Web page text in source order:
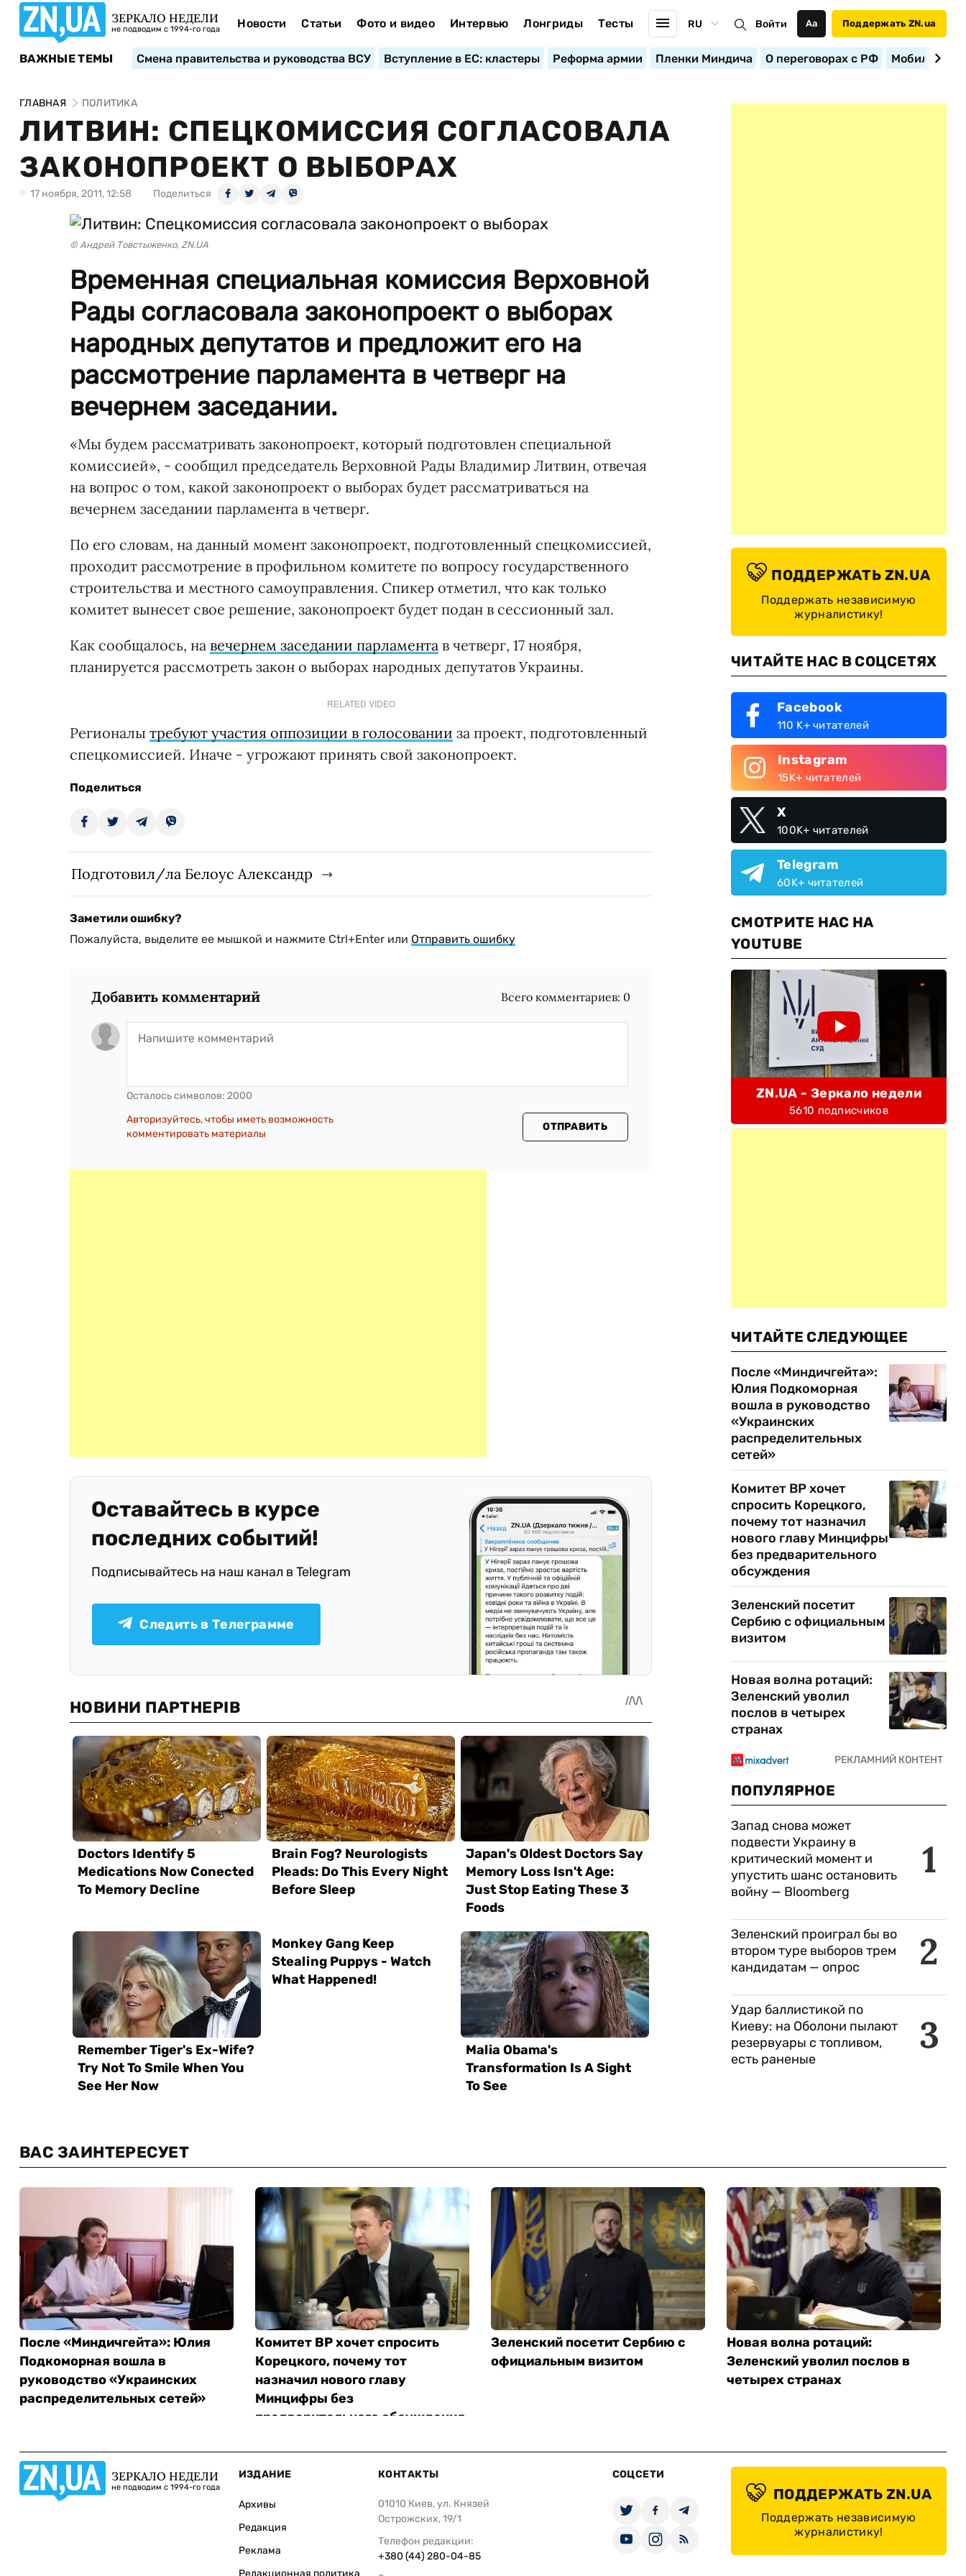
ЗЕРКАЛО НЕДЕЛИ
не подводим с 1994-го года Новости Статьи Фото и видео Интервью Лонгриды Тесты RU Войти Аа Поддержать ZN.ua
ВАЖНЫЕ ТЕМЫ Смена правительства и руководства ВСУ Вступление в ЕС: кластеры Реформа армии Пленки Миндича О переговорах с РФ
ГЛАВНАЯ ПОЛИТИКА
ЛИТВИН: СПЕЦКОМИССИЯ СОГЛАСОВАЛА
ЗАКОНОПРОЕКТ О ВЫБОРАХ
17 ноября, 2011, 12:58 Поделиться
© Андрей Товстыженко, ZN.UA
Временная специальная комиссия Верховной
Рады согласовала законопроект о выборах
народных депутатов и предложит его на
рассмотрение парламента в четверг на
вечернем заседании.
«Мы будем рассматривать законопроект, который подготовлен специальной
комиссией», - сообщил председатель Верховной Рады Владимир Литвин, отвечая
на вопрос о том, какой законопроект о выборах будет рассматриваться на
вечернем заседании парламента в четверг.
По его словам, на данный момент законопроект, подготовленный спецкомиссией,
проходит рассмотрение в профильном комитете по вопросу государственного
строительства и местного самоуправления. Спикер отметил, что как только
комитет вынесет свое решение, законопроект будет подан в сессионный зал.
Как сообщалось, на вечернем заседании парламента в четверг, 17 ноября,
планируется рассмотреть закон о выборах народных депутатов Украины.
RELATED VIDEO
Регионалы требуют участия оппозиции в голосовании за проект, подготовленный
спецкомиссией. Иначе - угрожают принять свой законопроект.
Поделиться
Подготовил/ла Белоус Александр
Заметили ошибку?
Пожалуйста, выделите ее мышкой и нажмите Ctrl+Enter или Отправить ошибку
Добавить комментарий Всего комментариев: 0
Осталось символов: 2000
Авторизуйтесь, чтобы иметь возможность
комментировать материалы
ОТПРАВИТЬ
Оставайтесь в курсе
последних событий!
Подписывайтесь на наш канал в Telegram
Следить в Телеграмме
ПОДДЕРЖАТЬ ZN.UA
Поддержать независимую
журналистику!
ЧИТАЙТЕ НАС В СОЦСЕТЯХ
Facebook
110 K+ читателей
Instagram
15K+ читателей
X
100K+ читателей
Telegram
60K+ читателей
СМОТРИТЕ НАС НА
YOUTUBE
ZN.UA - Зеркало недели
5610 подписчиков
ЧИТАЙТЕ СЛЕДУЮЩЕЕ
После «Миндичгейта»:
Юлия Подкоморная
вошла в руководство
«Украинских
распределительных
сетей»
Комитет ВР хочет
спросить Корецкого,
почему тот назначил
нового главу Минцифры
без предварительного
обсуждения
Зеленский посетит
Сербию с официальным
визитом
Новая волна ротаций:
Зеленский уволил
послов в четырех
странах
ПОПУЛЯРНОЕ
1
Запад снова может
подвести Украину в
критический момент и
упустить шанс остановить
войну — Bloomberg
2
Зеленский проиграл бы во
втором туре выборов трем
кандидатам — опрос
3
Удар баллистикой по
Киеву: на Оболони пылают
резервуары с топливом,
есть раненые
ВАС ЗАИНТЕРЕСУЕТ
После «Миндичгейта»: Юлия
Подкоморная вошла в
руководство «Украинских
распределительных сетей»
Комитет ВР хочет спросить
Корецкого, почему тот
назначил нового главу
Минцифры без
предварительного обсуждения
Зеленский посетит Сербию с
официальным визитом
Новая волна ротаций:
Зеленский уволил послов в
четырех странах
ЗЕРКАЛО НЕДЕЛИ
не подводим с 1994-го года
ИЗДАНИЕ
Архивы
Редакция
Реклама
Редакционная политика
КОНТАКТЫ
01010 Киев, ул. Князей
Острожских, 19/1
Телефон редакции:
+380 (44) 280-04-85
СОЦСЕТИ
ПОДДЕРЖАТЬ ZN.UA
Поддержать независимую
журналистику!